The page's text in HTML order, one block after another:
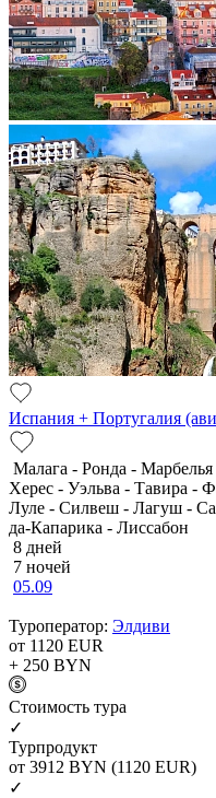
Испания + Португалия
Малага - Ронда -
Херес - Уэльва - Тавира -
Луле - Силвеш - Лагуш -
да-Капарика - Лиссабон
8 дней
7 ночей
05.09
Туроператор: Элдиви
от 1120 EUR
+ 250 BYN
Cтоимость тура
✓
Турпродукт
от 3912 BYN (1120 EUR)
✓